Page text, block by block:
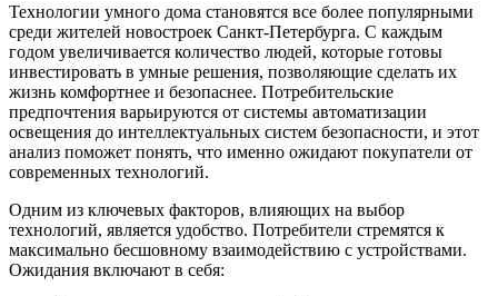
Технологии умного дома становятся все более популярными
среди жителей новостроек Санкт-Петербурга. С каждым
годом увеличивается количество людей, которые готовы
инвестировать в умные решения, позволяющие сделать их
жизнь комфортнее и безопаснее. Потребительские
предпочтения варьируются от системы автоматизации
освещения до интеллектуальных систем безопасности, и этот
анализ поможет понять, что именно ожидают покупатели от
современных технологий.
Одним из ключевых факторов, влияющих на выбор
технологий, является удобство. Потребители стремятся к
максимально бесшовному взаимодействию с устройствами.
Ожидания включают в себя: